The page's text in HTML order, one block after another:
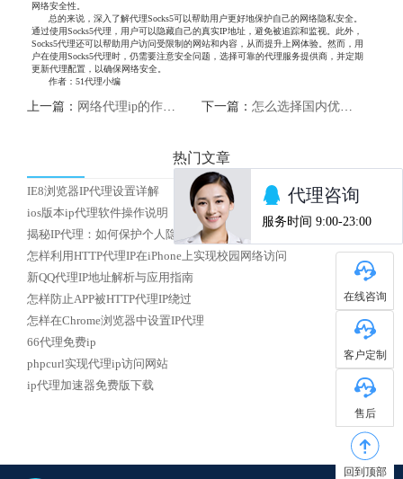
网络安全性。
总的来说，深入了解代理Socks5可以帮助用户更好地保护自己的网络隐私安全。
通过使用Socks5代理，用户可以隐藏自己的真实IP地址，避免被追踪和监视。此外，
Socks5代理还可以帮助用户访问受限制的网站和内容，从而提升上网体验。然而，用
户在使用Socks5代理时，仍需要注意安全问题，选择可靠的代理服务提供商，并定期
更新代理配置，以确保网络安全。
作者：51代理小编
上一篇： 网络代理ip的作用及原理解析 下一篇： 怎么选择国内优质HTTP代理IP
热门文章
IE8浏览器IP代理设置详解
ios版本ip代理软件操作说明
揭秘IP代理：如何保护个人隐私安全？
怎样利用HTTP代理IP在iPhone上实现校园网络访问
新QQ代理IP地址解析与应用指南
怎样防止APP被HTTP代理IP绕过
怎样在Chrome浏览器中设置IP代理
66代理免费ip
phpcurl实现代理ip访问网站
ip代理加速器免费版下载
在线咨询
客户定制
售后
回到顶部